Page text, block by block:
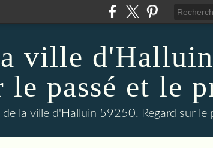
ville
le passé et le
la ville d'Halluin 59250. Regard sur le